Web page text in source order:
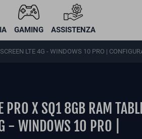
GAMING ASSISTENZA
LTE 4G - WINDOWS 10 PRO |
PRO X SQ1 8GB RAM
- WINDOWS 10 PRO |